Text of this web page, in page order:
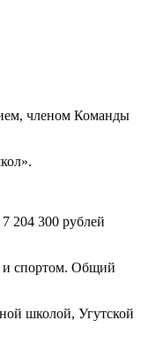
членом Команды
204 300 рублей
и спортом. Общий
школой, Угутской